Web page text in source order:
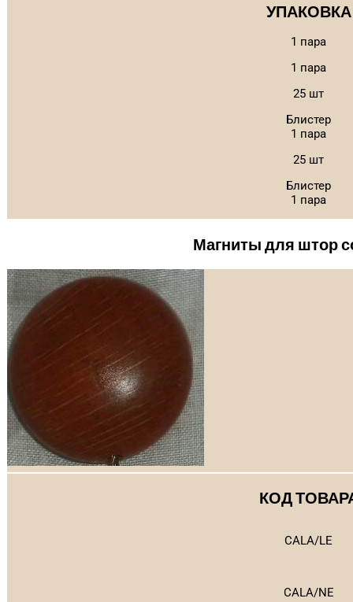
УПАКОВКА
1 пара
1 пара
25 шт
Блистер
1 пара
25 шт
Блистер
1 пара
Магниты для штор
КОД
CALA/LE
CALA/NE